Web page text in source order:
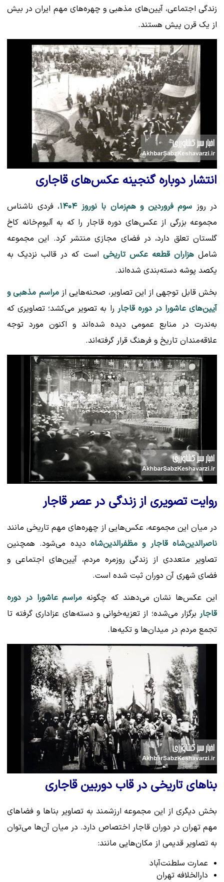
زندگی اجتماعی، آیین‌های مذهبی و چهره‌های مهم ایران در بیش
از یک قرن پیش هستند.
انتشار دوباره گنجینه عکس‌های قاجاری
در روز سوم فروردین و هم‌زمان با نوروز ۱۴۰۴
، فردی ناشناس
مجموعه بزرگی از عکس‌های دوره قاجار را که به آلبوم‌خانه کاخ
گلستان تعلق دارد، در فضای مجازی منتشر کرد. این مجموعه
شاملهزاران قطعه عکس تاریخی است که در قالب نزدیک به
یکصد پوشه دسته‌بندی شده‌اند.
بخش قابل توجهی از این تصاویر، صحنه‌هایی ازمراسم مذهبی و
آیین‌های عاشورا در دوره قاجار را به تصویر می‌کشد؛ تصاویری که
به‌ندرت در منابع عمومی دیده شده‌اند و اکنون مورد توجه
علاقه‌مندان تاریخ و فرهنگ قرار گرفته‌اند.
روایت تصویری از زندگی در عصر قاجار
در میان این مجموعه، عکس‌هایی از چهره‌های مهم تاریخی مانند
ناصرالدین‌شاه قاجار و مظفرالدین‌شاه دیده می‌شود. همچنین
تصاویر متعددی از زندگی روزمره مردم، آیین‌های اجتماعی و
فضای شهری آن دوران ثبت شده است.
این عکس‌ها نشان می‌دهند که چگونه مراسم عاشورا در دوره
قاجار برگزار می‌شده؛ از تعزیه‌خوانی و دسته‌های عزاداری گرفته تا
تجمع مردم در میدان‌ها و تکیه‌ها.
بناهای تاریخی در قاب دوربین قاجاری
بخش دیگری از این مجموعه ارزشمند به تصاویر بناها و فضاهای
مهم تهران در دوران قاجار اختصاص دارد. در میان آن‌ها می‌توان
به تصاویر قدیمی از مکان‌هایی مانند:
عمارت سلطنت‌آباد
دارالخلافه تهران